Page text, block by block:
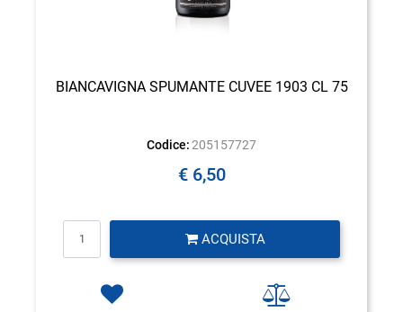
BIANCAVIGNA SPUMANTE CUVEE 1903 CL 75
Codice: 205157727
€ 6,50
ACQUISTA